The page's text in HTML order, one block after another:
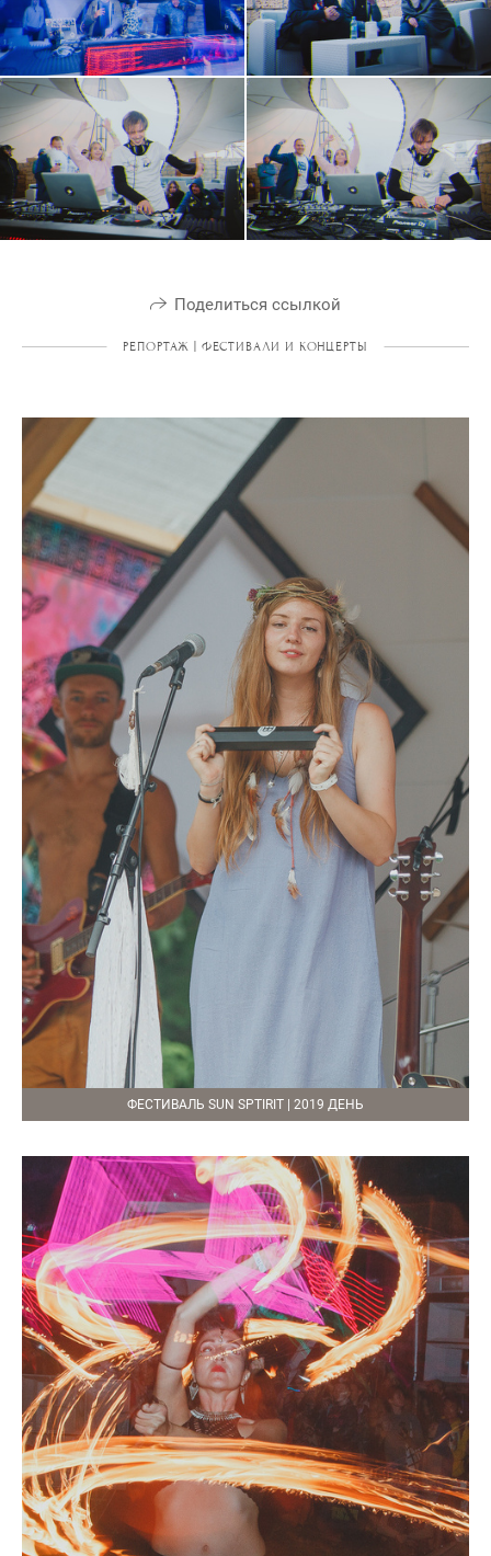
Поделиться ссылкой
РЕПОРТАЖ | ФЕСТИВАЛИ И КОНЦЕРТЫ
ФЕСТИВАЛЬ SUN SPTIRIT | 2019 ДЕНЬ